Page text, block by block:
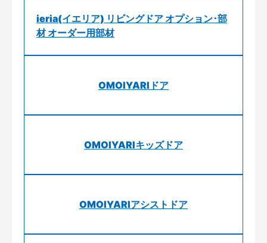
ieria(イエリア) リビングドア オプション･部
材 オーダー用部材
OMOIYARIドア
OMOIYARIキッズドア
OMOIYARIアシストドア